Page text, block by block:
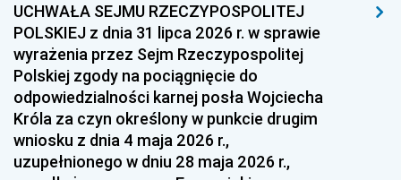
UCHWAŁA SEJMU RZECZYPOSPOLITEJ
POLSKIEJ z dnia 31 lipca 2026 r. w sprawie
wyrażenia przez Sejm Rzeczypospolitej
Polskiej zgody na pociągnięcie do
odpowiedzialności karnej posła Wojciecha
Króla za czyn określony w punkcie drugim
wniosku z dnia 4 maja 2026 r.,
uzupełnionego w dniu 28 maja 2026 r.,